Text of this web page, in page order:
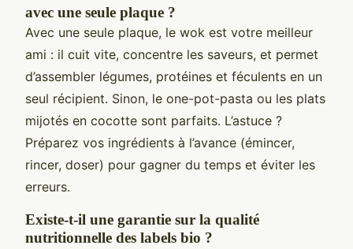
avec une seule plaque ?
Avec une seule plaque, le wok est votre meilleur
ami : il cuit vite, concentre les saveurs, et permet
d’assembler légumes, protéines et féculents en un
seul récipient. Sinon, le one-pot-pasta ou les plats
mijotés en cocotte sont parfaits. L’astuce ?
Préparez vos ingrédients à l’avance (émincer,
rincer, doser) pour gagner du temps et éviter les
erreurs.
Existe-t-il une garantie sur la qualité
nutritionnelle des labels bio ?